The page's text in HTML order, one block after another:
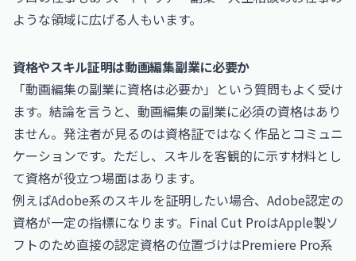
ような領域に広げる人もいます。
資格やスキル証明は動画編集副業に必要か
「動画編集の副業に資格は必要か」という質問もよく受け
ます。結論を言うと、動画編集の副業に必須の資格はあり
ません。発注者が見るのは資格証ではなく作品とコミュニ
ケーションです。ただし、スキルを客観的に示す材料とし
て資格が役立つ場面はあります。
例えばAdobe系のスキルを証明したい場合、Adobe認定の
資格が一定の指標になります。Final Cut ProはApple製ソ
フトのため直接の認定資格の位置づけはPremiere Pro系